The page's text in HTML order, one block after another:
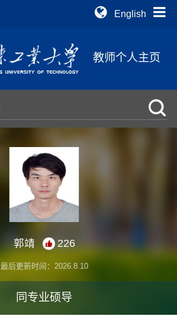
English
教师个人主页
郭靖 226
最后更新时间： 2026.8.10
同专业硕导